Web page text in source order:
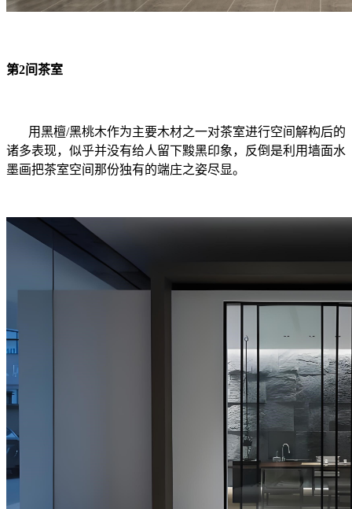
第2间茶室
用黑檀/黑桃木作为主要木材之一对茶室进行空间解构后的
诸多表现，似乎并没有给人留下黢黑印象，反倒是利用墙面水
墨画把茶室空间那份独有的端庄之姿尽显。